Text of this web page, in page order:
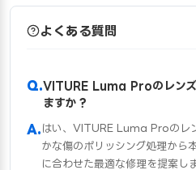
よくある質問
VITURE Luma Proのレンズ
ますか？
はい、VITURE Luma Proのレ
かな傷のポリッシング処理から
に合わせた最適な修理を提案しま